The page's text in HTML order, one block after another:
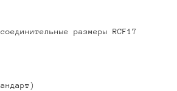
размеры RCF17